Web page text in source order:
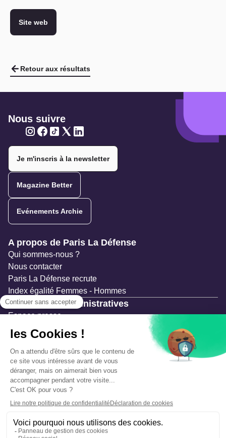
Site web
Retour aux résultats
Nous suivre
Je m'inscris à la newsletter
Magazine Better
Evénements Archie
Navigation secondaire
A propos de Paris La Défense
Qui sommes-nous ?
Nous contacter
Paris La Défense recrute
Index égalité Femmes - Hommes
Ressources administratives
Espace presse
Documentation
Marchés publics
Appels à projets & avis d'attribution
Mesures de publicité
Concertations et enquêtes publiques
Précautions et sécurité
Plan de gestion des risques
Mentions légales